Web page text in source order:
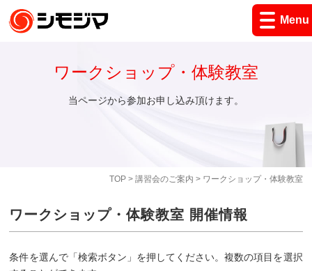
Menu
TOP> 講習会のご案内 > ワークショップ・体験教室
ワークショップ・体験教室
当ページから参加お申し込み頂けます。
ワークショップ・体験教室 開催情報
条件を選んで「検索ボタン」を押してください。複数の項目を選択